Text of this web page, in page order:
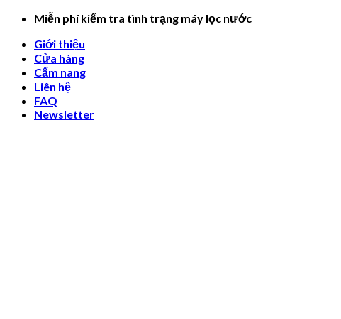
Skip
content
Miễn phí kiểm tra tình trạng máy lọc nước
Giới thiệu
Cửa hàng
Cẩm nang
Liên hệ
FAQ
Newsletter